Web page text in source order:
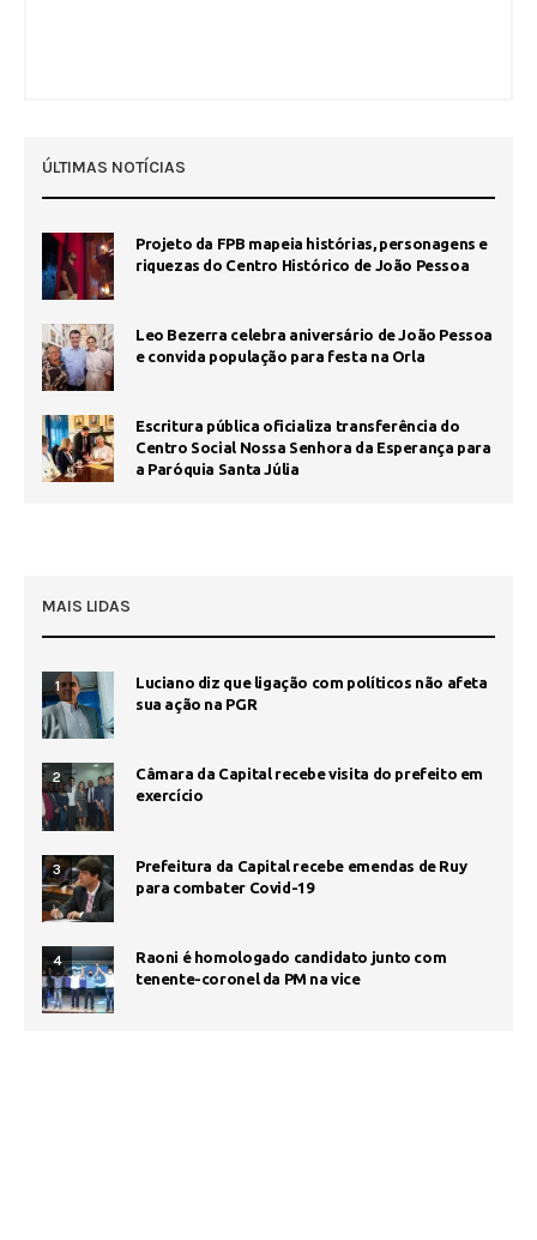
ÚLTIMAS NOTÍCIAS
Projeto da FPB mapeia histórias, personagens e
riquezas do Centro Histórico de João Pessoa
Leo Bezerra celebra aniversário de João Pessoa
e convida população para festa na Orla
Escritura pública oficializa transferência do
Centro Social Nossa Senhora da Esperança para
a Paróquia Santa Júlia
MAIS LIDAS
1
Luciano diz que ligação com políticos não afeta
sua ação na PGR
2
Câmara da Capital recebe visita do prefeito em
exercício
3
Prefeitura da Capital recebe emendas de Ruy
para combater Covid-19
4
Raoni é homologado candidato junto com
tenente-coronel da PM na vice